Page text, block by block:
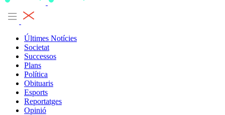
Últimes Notícies
Societat
Successos
Plans
Política
Obituaris
Esports
Reportatges
Opinió